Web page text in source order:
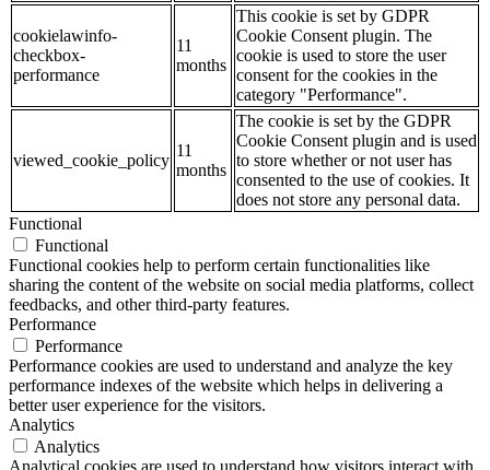
cookielawinfo-
checkbox-
performance
11
months
This cookie is set by GDPR
Cookie Consent plugin. The
cookie is used to store the user
consent for the cookies in the
category "Performance".
viewed_cookie_policy
11
months
The cookie is set by the GDPR
Cookie Consent plugin and is used
to store whether or not user has
consented to the use of cookies. It
does not store any personal data.
Functional
Functional
Functional cookies help to perform certain functionalities like
sharing the content of the website on social media platforms, collect
feedbacks, and other third-party features.
Performance
Performance
Performance cookies are used to understand and analyze the key
performance indexes of the website which helps in delivering a
better user experience for the visitors.
Analytics
Analytics
Analytical cookies are used to understand how visitors interact with